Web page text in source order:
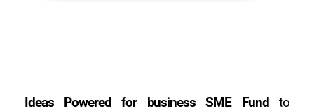
Ideas Powered for business SME Fundto